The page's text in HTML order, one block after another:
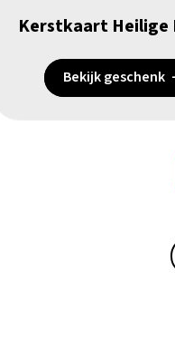
Kerstkaart Heilige
Bekijk geschenk